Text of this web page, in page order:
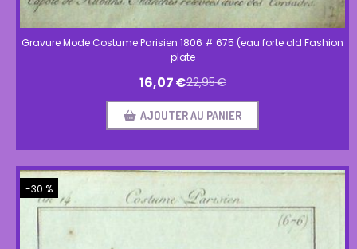
Gravure Mode Costume Parisien 1806 # 675 (eau forte old Fashion
plate
16,07€22,95€
AJOUTER AU PANIER
-30 %